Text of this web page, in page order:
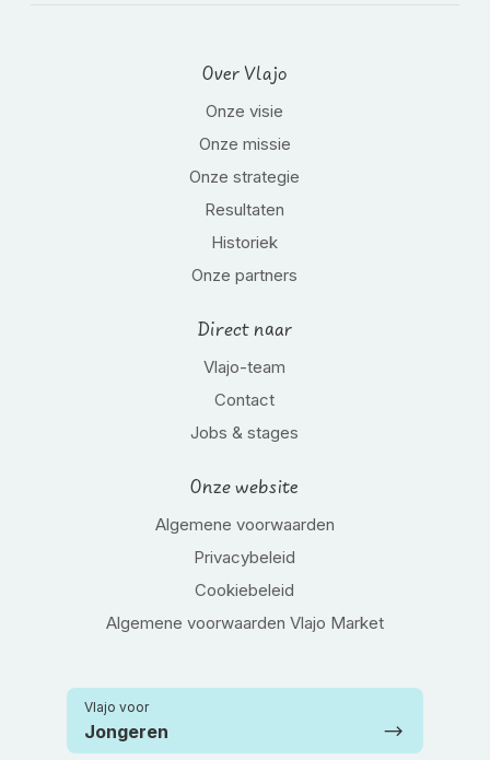
Over Vlajo
Onze visie
Onze missie
Onze strategie
Resultaten
Historiek
Onze partners
Direct naar
Vlajo-team
Contact
Jobs & stages
Onze website
Algemene voorwaarden
Privacybeleid
Cookiebeleid
Algemene voorwaarden Vlajo Market
Vlajo voor
Jongeren